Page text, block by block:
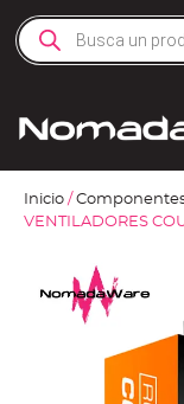
Inicio /
VENTILADORES